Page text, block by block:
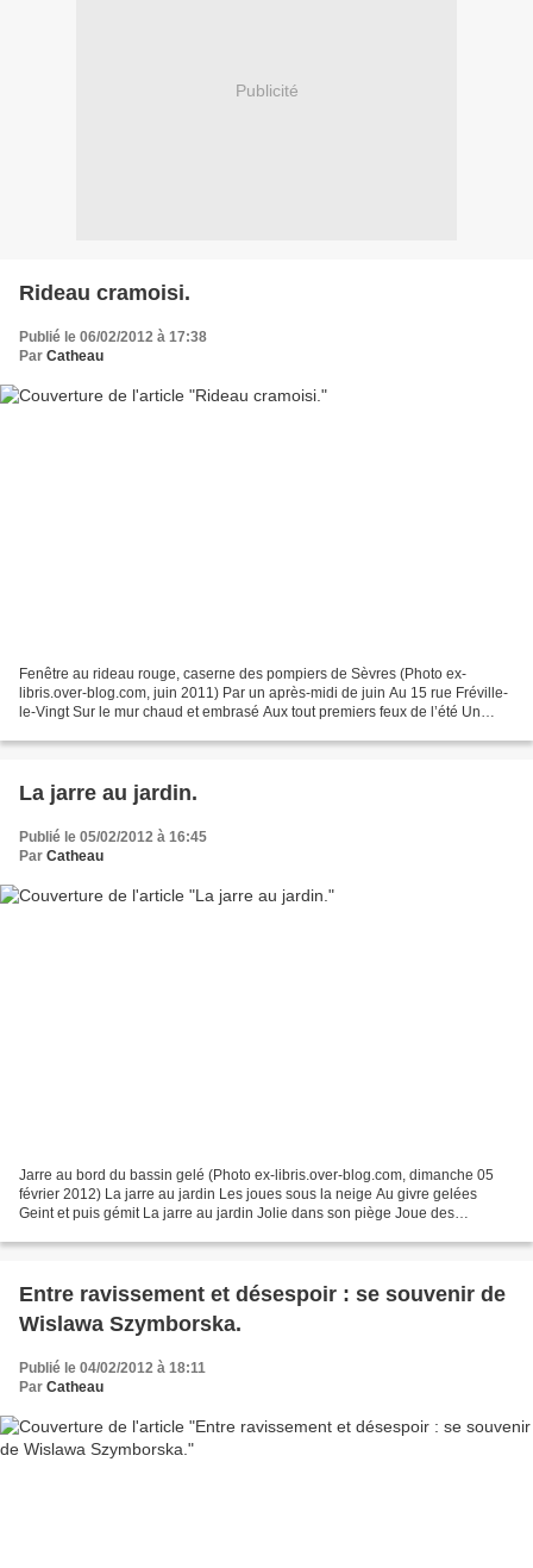
Publicité
Rideau cramoisi.
Publié le 06/02/2012 à 17:38
Par Catheau
Fenêtre au rideau rouge, caserne des pompiers de Sèvres (Photo ex-
libris.over-blog.com, juin 2011) Par un après-midi de juin Au 15 rue Fréville-
le-Vingt Sur le mur chaud et embrasé Aux tout premiers feux de l’été Un
La jarre au jardin.
Publié le 05/02/2012 à 16:45
Par Catheau
Jarre au bord du bassin gelé (Photo ex-libris.over-blog.com, dimanche 05
février 2012) La jarre au jardin Les joues sous la neige Au givre gelées
Geint et puis gémit La jarre au jardin Jolie dans son piège Joue des
Entre ravissement et désespoir : se souvenir de
Wislawa Szymborska.
Publié le 04/02/2012 à 18:11
Par Catheau